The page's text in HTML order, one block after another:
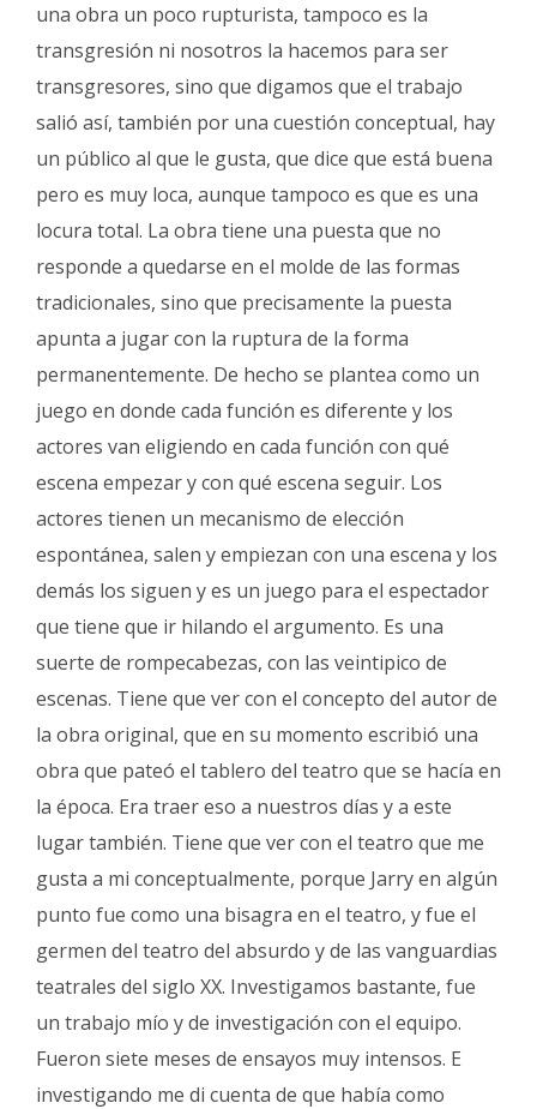
una obra un poco rupturista, tampoco es la
transgresión ni nosotros la hacemos para ser
transgresores, sino que digamos que el trabajo
salió así, también por una cuestión conceptual, hay
un público al que le gusta, que dice que está buena
pero es muy loca, aunque tampoco es que es una
locura total. La obra tiene una puesta que no
responde a quedarse en el molde de las formas
tradicionales, sino que precisamente la puesta
apunta a jugar con la ruptura de la forma
permanentemente. De hecho se plantea como un
juego en donde cada función es diferente y los
actores van eligiendo en cada función con qué
escena empezar y con qué escena seguir. Los
actores tienen un mecanismo de elección
espontánea, salen y empiezan con una escena y los
demás los siguen y es un juego para el espectador
que tiene que ir hilando el argumento. Es una
suerte de rompecabezas, con las veintipico de
escenas. Tiene que ver con el concepto del autor de
la obra original, que en su momento escribió una
obra que pateó el tablero del teatro que se hacía en
la época. Era traer eso a nuestros días y a este
lugar también. Tiene que ver con el teatro que me
gusta a mi conceptualmente, porque Jarry en algún
punto fue como una bisagra en el teatro, y fue el
germen del teatro del absurdo y de las vanguardias
teatrales del siglo XX. Investigamos bastante, fue
un trabajo mío y de investigación con el equipo.
Fueron siete meses de ensayos muy intensos. E
investigando me di cuenta de que había como